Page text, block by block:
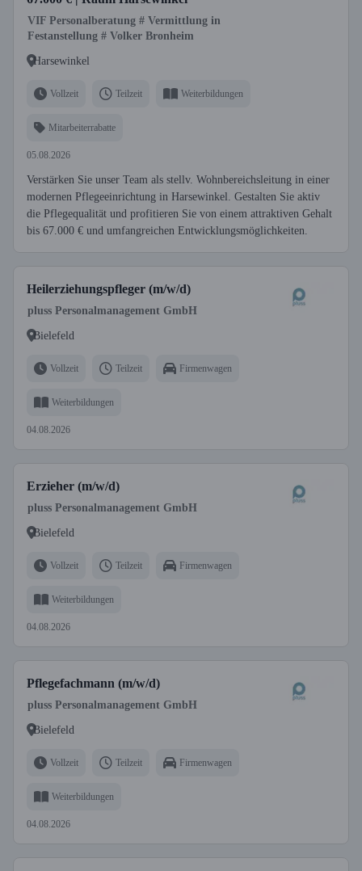
VIF Personalberatung # Vermittlung in
Festanstellung # Volker Bronheim
Harsewinkel
Vollzeit Teilzeit Weiterbildungen
Mitarbeiterrabatte
05.08.2026
Verstärken Sie unser Team als stellv. Wohnbereichsleitung in einer
modernen Pflegeeinrichtung in Harsewinkel. Gestalten Sie aktiv
die Pflegequalität und profitieren Sie von einem attraktiven Gehalt
bis 67.000 € und umfangreichen Entwicklungsmöglichkeiten.
Heilerziehungspfleger (m/w/d)
pluss Personalmanagement GmbH
Bielefeld
Vollzeit Teilzeit Firmenwagen
Weiterbildungen
04.08.2026
Erzieher (m/w/d)
pluss Personalmanagement GmbH
Bielefeld
Vollzeit Teilzeit Firmenwagen
Weiterbildungen
04.08.2026
Pflegefachmann (m/w/d)
pluss Personalmanagement GmbH
Bielefeld
Vollzeit Teilzeit Firmenwagen
Weiterbildungen
04.08.2026